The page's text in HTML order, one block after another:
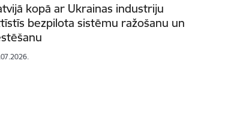
kopā ar Ukrainas industriju
bezpilota sistēmu ražošanu un